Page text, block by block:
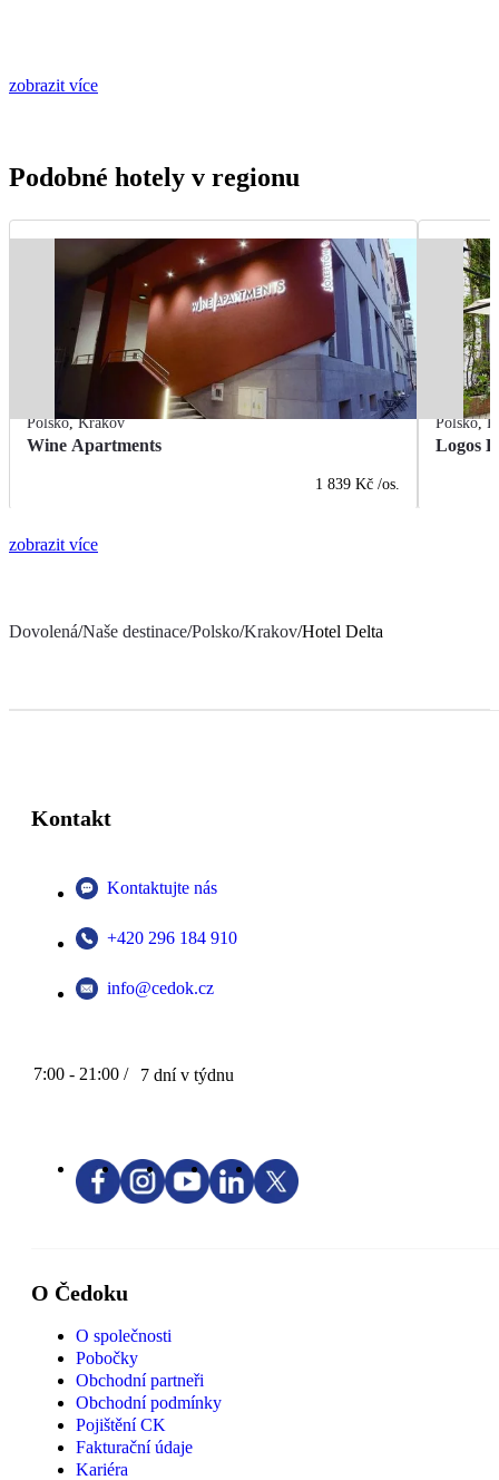
zobrazit více
Podobné hotely v regionu
Polsko,Krakov
Wine Apartments
1 839 Kč /os.
Polsko,
Logos
zobrazit více
Dovolená/Naše destinace/Polsko/Krakov/Hotel Delta
Kontakt
Kontaktujte nás
+420 296 184 910
info@cedok.cz
7:00 - 21:00 / 7 dní v týdnu
O Čedoku
O společnosti
Pobočky
Obchodní partneři
Obchodní podmínky
Pojištění CK
Fakturační údaje
Kariéra